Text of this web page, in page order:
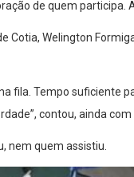
de quem participa.
Cotia, Welington
fila. Tempo suficiente
contou, ainda
nem quem assistiu.